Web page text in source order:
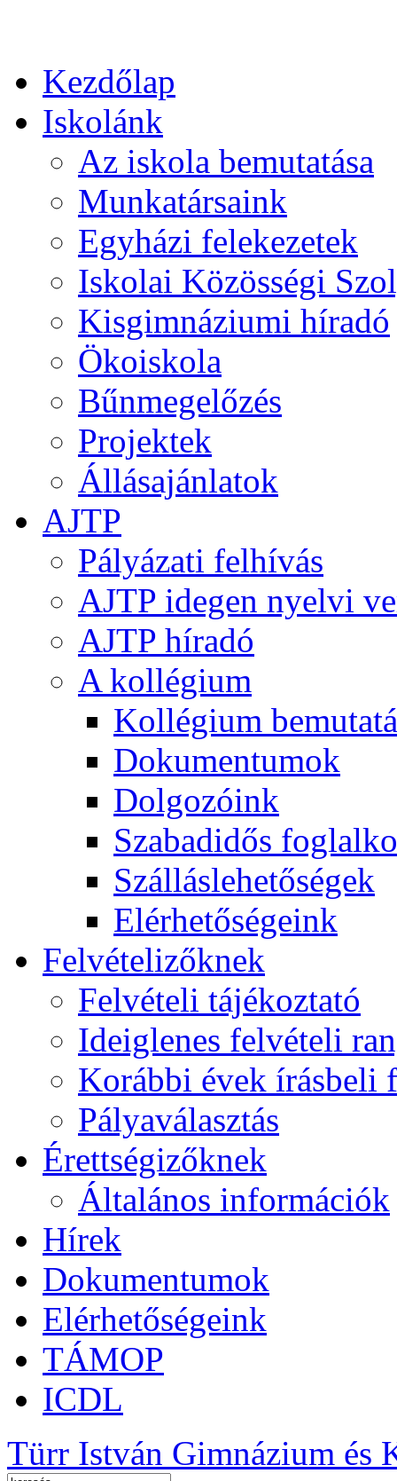
Kezdőlap
Iskolánk
Az iskola bemutatása
Munkatársaink
Egyházi felekezetek
Iskolai Közösségi
Kisgimnáziumi híradó
Ökoiskola
Bűnmegelőzés
Projektek
Állásajánlatok
AJTP
Pályázati felhívás
AJTP idegen nyelvi
AJTP híradó
A kollégium
Kollégium
Dokumentumok
Dolgozóink
Szabadidős
Szálláslehetőségek
Elérhetőségeink
Felvételizőknek
Felvételi tájékoztató
Ideiglenes felvételi
Korábbi évek írásbeli
Pályaválasztás
Érettségizőknek
Általános információk
Hírek
Dokumentumok
Elérhetőségeink
TÁMOP
ICDL
Türr István Gimnázium és